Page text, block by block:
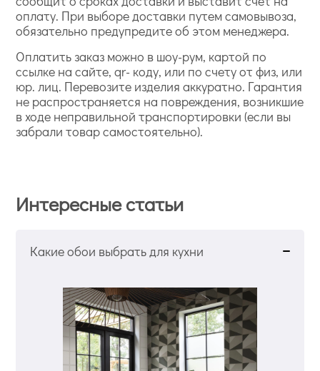
оплату. При выборе доставки путем самовывоза,
обязательно предупредите об этом менеджера.
Оплатить заказ можно в шоу-рум, картой по
ссылке на сайте, qr- коду, или по счету от физ, или
юр. лиц. Перевозите изделия аккуратно. Гарантия
не распространяется на повреждения, возникшие
в ходе неправильной транспортировки (если вы
забрали товар самостоятельно).
Интересные статьи
Какие обои выбрать для кухни